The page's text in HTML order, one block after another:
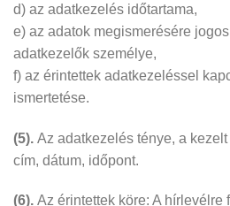
d) az adatkezelés időtartama,
e) az adatok megismerésére
adatkezelők személye,
f) az érintettek adatkezeléssel
ismertetése.
(5). Az adatkezelés ténye, a kezelt
cím, dátum, időpont.
(6). Az érintettek köre: A hírlevélre